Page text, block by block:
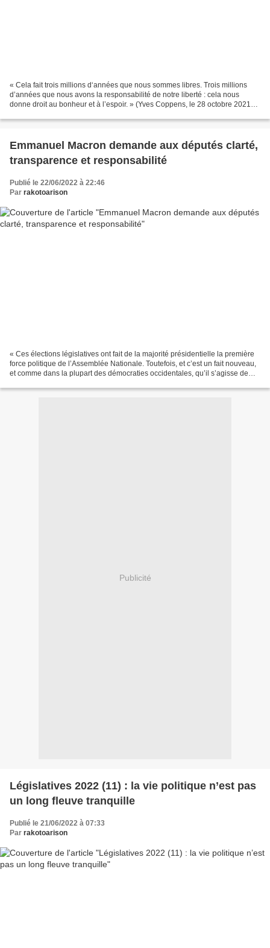
« Cela fait trois millions d‘années que nous sommes libres. Trois millions
d’années que nous avons la responsabilité de notre liberté : cela nous
donne droit au bonheur et à l’espoir. » (Yves Coppens, le 28 octobre 2021
Emmanuel Macron demande aux députés clarté,
transparence et responsabilité
Publié le 22/06/2022 à 22:46
Par rakotoarison
« Ces élections législatives ont fait de la majorité présidentielle la première
force politique de l’Assemblée Nationale. Toutefois, et c’est un fait nouveau,
et comme dans la plupart des démocraties occidentales, qu’il s’agisse de
Publicité
Législatives 2022 (11) : la vie politique n’est pas
un long fleuve tranquille
Publié le 21/06/2022 à 07:33
Par rakotoarison